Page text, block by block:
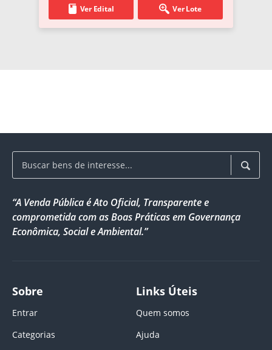
Ver Edital Ver Lote
“A Venda Pública é Ato Oficial, Transparente e
comprometida com as Boas Práticas em Governança
Econômica, Social e Ambiental.”
Sobre
Entrar
Categorias
Links Úteis
Quem somos
Ajuda